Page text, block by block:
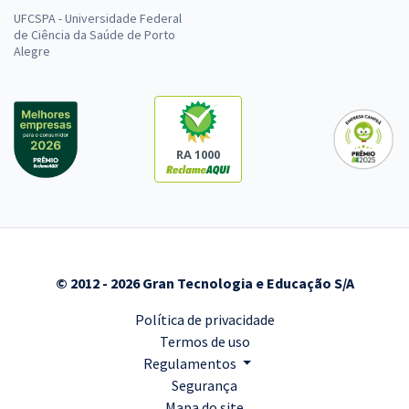
UFCSPA - Universidade Federal
de Ciência da Saúde de Porto
Alegre
RA 1000
© 2012 - 2026 Gran Tecnologia e Educação S/A
Política de privacidade
Termos de uso
Regulamentos
Segurança